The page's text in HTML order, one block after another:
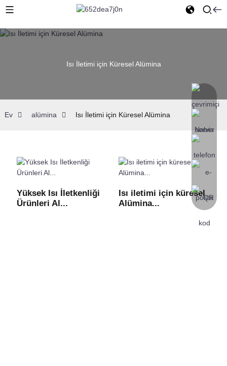
Isı İletimi için Küresel Alümina
Ev alümina Isı İletimi için Küresel Alümina
Yüksek Isı İletkenliği
Ürünleri Al...
Isı iletimi için küresel
Alümina...